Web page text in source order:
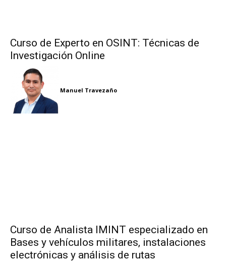
Curso de Experto en OSINT: Técnicas de
Investigación Online
Manuel Travezaño
Curso de Analista IMINT especializado en
Bases y vehículos militares, instalaciones
electrónicas y análisis de rutas